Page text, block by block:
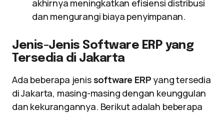
akhirnya meningkatkan efisiensi distribusi
dan mengurangi biaya penyimpanan.
Jenis-Jenis Software ERP yang
Tersedia di Jakarta
Ada beberapa jenis software ERP yang tersedia
di Jakarta, masing-masing dengan keunggulan
dan kekurangannya. Berikut adalah beberapa